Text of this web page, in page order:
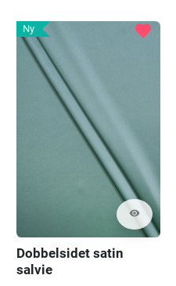
Ny
visibility
favorite
Dobbelsidet satin
salvie